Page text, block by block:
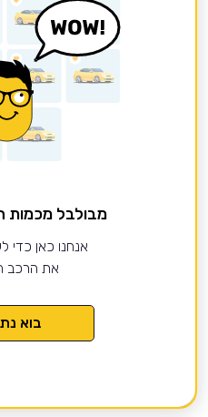
מבולבל מכמות
אנחנו כאן כדי
את הרכב
בוא